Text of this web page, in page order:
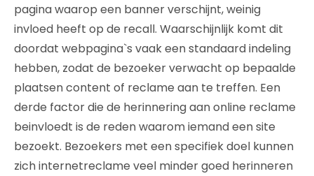
pagina waarop een banner verschijnt, weinig
invloed heeft op de recall. Waarschijnlijk komt dit
doordat webpagina`s vaak een standaard indeling
hebben, zodat de bezoeker verwacht op bepaalde
plaatsen content of reclame aan te treffen. Een
derde factor die de herinnering aan online reclame
beinvloedt is de reden waarom iemand een site
bezoekt. Bezoekers met een specifiek doel kunnen
zich internetreclame veel minder goed herinneren